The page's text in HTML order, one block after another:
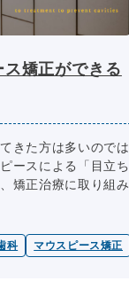
ス矯正ができる
きた方は多いのでは
ースによる「目立ち
矯正治療に取り組み
科 マウスピース矯正